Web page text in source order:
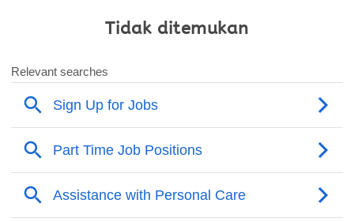
Tidak ditemukan